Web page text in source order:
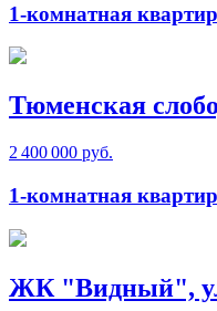
1-комнатная
Тюменская
2 400 000 руб.
1-комнатная
ЖК "Видный",